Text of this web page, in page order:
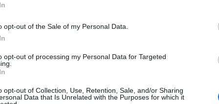
opt-out of the Sale of my Personal Data.
opt-out of processing my Personal Data for Targeted
opt-out of Collection, Use, Retention, Sale, and/or Sharing
Data that Is Unrelated with the Purposes for which it